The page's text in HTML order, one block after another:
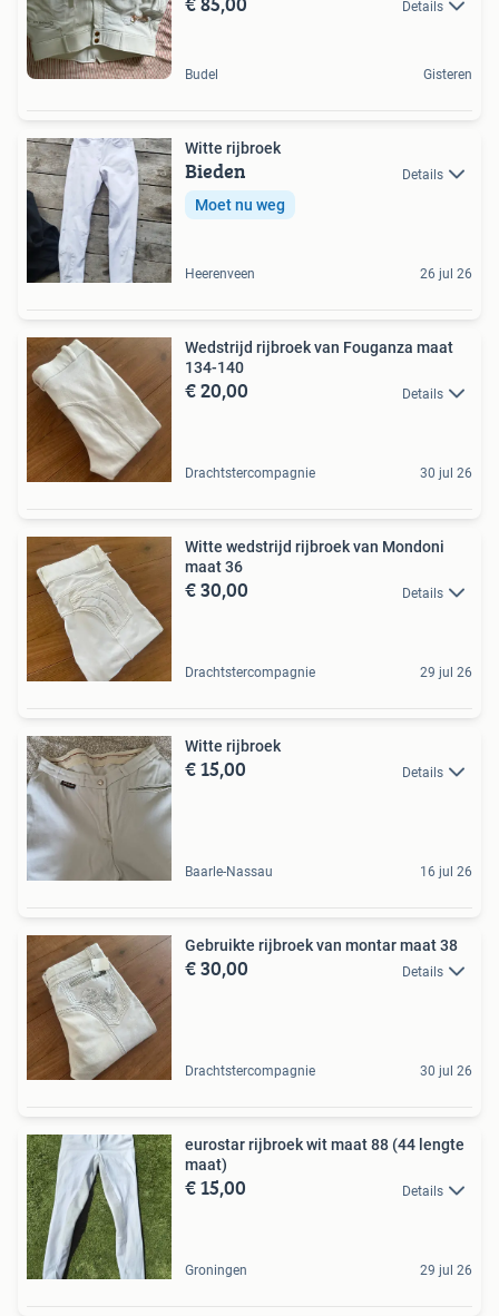
Details
Budel Gisteren
Witte rijbroek
Bieden Details
Moet nu weg
Heerenveen 26 jul 26
Wedstrijd rijbroek van Fouganza maat
134-140
€ 20,00 Details
Drachtstercompagnie 30 jul 26
Witte wedstrijd rijbroek van Mondoni
maat 36
€ 30,00 Details
Drachtstercompagnie 29 jul 26
Witte rijbroek
€ 15,00 Details
Baarle-Nassau 16 jul 26
Gebruikte rijbroek van montar maat 38
€ 30,00 Details
Drachtstercompagnie 30 jul 26
eurostar rijbroek wit maat 88 (44 lengte
maat)
€ 15,00 Details
Groningen 29 jul 26